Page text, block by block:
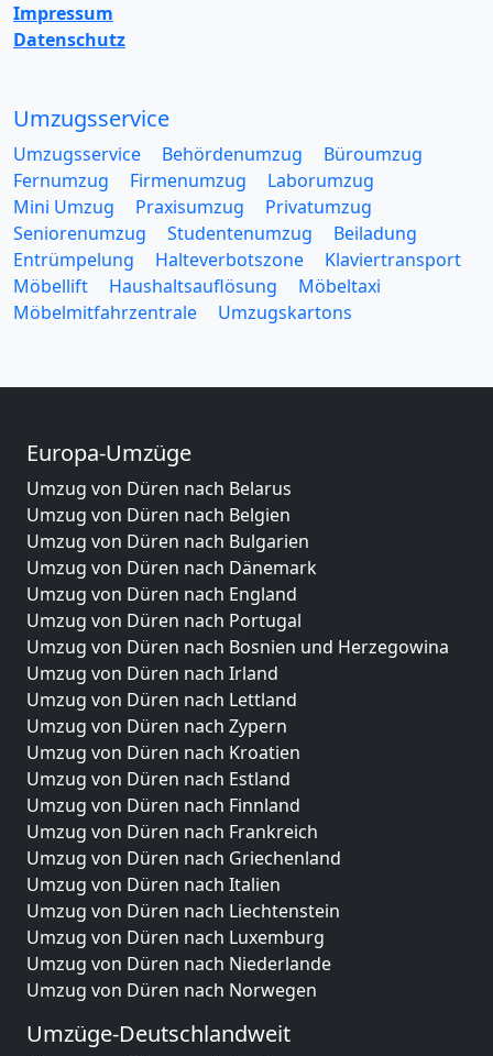
Impressum
Datenschutz
Umzugsservice
Umzugsservice Behördenumzug
Büroumzug
Fernumzug
Firmenumzug
Laborumzug
Mini Umzug
Praxisumzug
Privatumzug
Seniorenumzug
Studentenumzug
Beiladung
Entrümpelung
Halteverbotszone
Klaviertransport
Möbellift
Haushaltsauflösung
Möbeltaxi
Möbelmitfahrzentrale
Umzugskartons
Europa-Umzüge
Umzug von Düren nach Belarus
Umzug von Düren nach Belgien
Umzug von Düren nach Bulgarien
Umzug von Düren nach Dänemark
Umzug von Düren nach England
Umzug von Düren nach Portugal
Umzug von Düren nach Bosnien und Herzegowina
Umzug von Düren nach Irland
Umzug von Düren nach Lettland
Umzug von Düren nach Zypern
Umzug von Düren nach Kroatien
Umzug von Düren nach Estland
Umzug von Düren nach Finnland
Umzug von Düren nach Frankreich
Umzug von Düren nach Griechenland
Umzug von Düren nach Italien
Umzug von Düren nach Liechtenstein
Umzug von Düren nach Luxemburg
Umzug von Düren nach Niederlande
Umzug von Düren nach Norwegen
Umzüge-Deutschlandweit